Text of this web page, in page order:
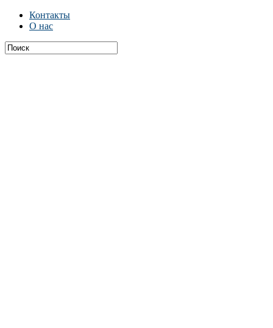
Контакты
О нас